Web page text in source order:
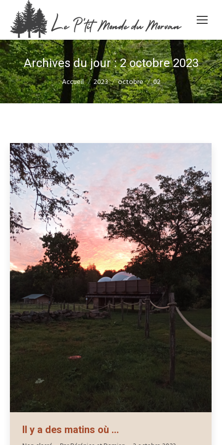
Archives du jour :2 octobre 2023
Vous êtes ici :
Accueil 2023 octobre 02
Il y a des matins où …